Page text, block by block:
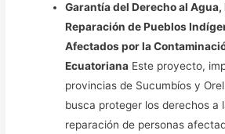
Garantía del Derecho al Agua,
Reparación de Pueblos
Afectados por la
EcuatorianaEste proyecto,
provincias de Sucumbíos y
busca proteger los derechos a
reparación de personas